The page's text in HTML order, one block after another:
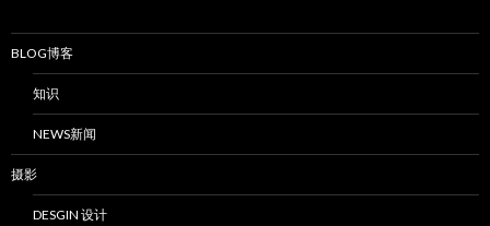
BLOG博客
知识
NEWS新闻
摄影
DESGIN 设计